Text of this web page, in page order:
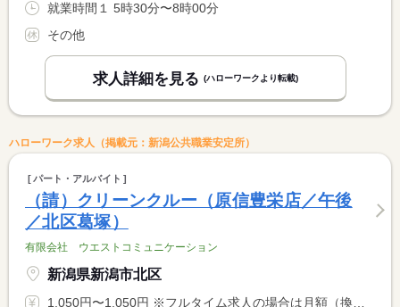
就業時間１ 5時30分〜8時00分
その他
求人詳細を見る (ハローワークより転載)
ハローワーク求人（掲載元：新潟公共職業安定所）
パート・アルバイト
（請）クリーンクルー（原信豊栄店／午後
／北区葛塚）
有限会社 ウエストコミュニケーション
新潟県新潟市北区
1,050円〜1,050円 ※フルタイム求人の場合は月額（換算額）、パート求人の場合は時間額を表示しています。